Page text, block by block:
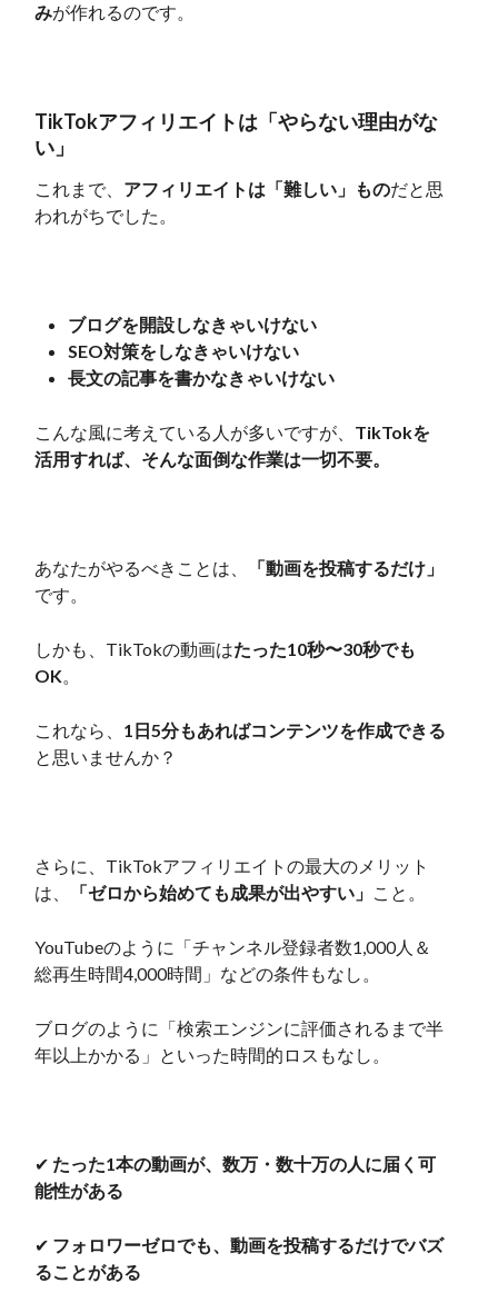
みが作れるのです。
TikTokアフィリエイトは「やらない理由がな
い」
これまで、 アフィリエイトは「難しい」ものだと思
われがちでした。
ブログを開設しなきゃいけない
SEO対策をしなきゃいけない
長文の記事を書かなきゃいけない
こんな風に考えている人が多いですが、 TikTokを
活用すれば、そんな面倒な作業は一切不要。
あなたがやるべきことは、
「動画を投稿するだけ」
です。
しかも、TikTokの動画はたった10秒〜30秒でも
OK
これなら、 1日5分もあればコンテンツを作成できる
と思いませんか？
さらに、TikTokアフィリエイトの最大のメリット
は、
「ゼロから始めても成果が出やすい」 こと。
YouTubeのように「チャンネル登録者数1,000人＆
総再生時間4,000時間」などの条件もなし。
ブログのように「検索エンジンに評価されるまで半
年以上かかる」といった時間的ロスもなし。
✔ たった1本の動画が、数万・数十万の人に届く可
能性がある
✔ フォロワーゼロでも、動画を投稿するだけでバズ
ることがある